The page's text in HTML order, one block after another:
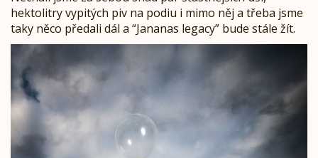
hektolitry vypitých piv na podiu i mimo něj a třeba jsme
taky něco předali dál a “Jananas legacy” bude stále žít.